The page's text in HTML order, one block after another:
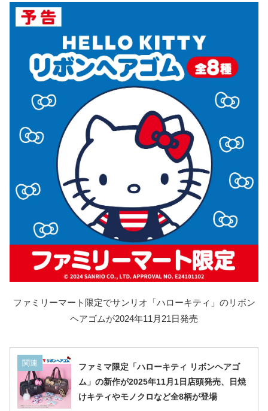
ファミリーマート限定でサンリオ「ハローキティ」のリボン
ヘアゴムが2024年11月21日発売
関連
ファミマ限定「ハローキティ リボンヘアゴ
ム」の新作が2025年11月1日店頭発売、日焼
けキティやモノクロなど全8柄が登場